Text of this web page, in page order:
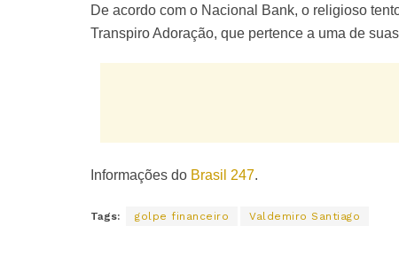
De acordo com o Nacional Bank, o religioso
Transpiro Adoração, que pertence a uma de
Informações do Brasil 247.
Tags: golpe financeiro Valdemiro Santiago